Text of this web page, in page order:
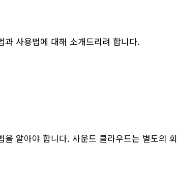
사용법에 대해 소개드리려 합니다.
알아야 합니다. 사운드 클라우드는 별도의 회